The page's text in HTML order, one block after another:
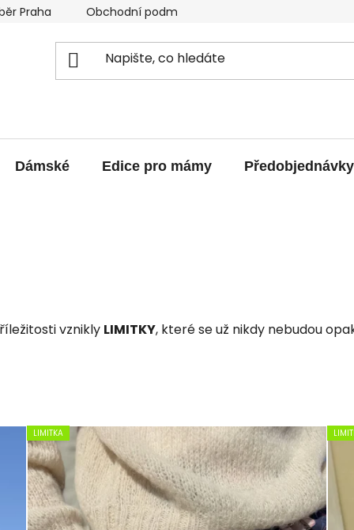
Praha Obchodní podmínky
Dámské Edice pro mámy Předobjednávky
vznikly LIMITKY, které se už nikdy nebudou
LIMITKA